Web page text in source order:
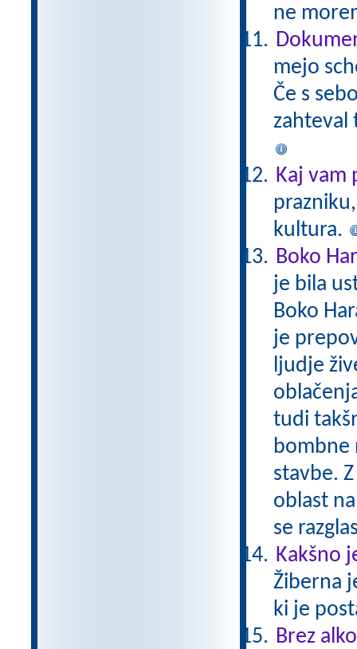
ne
mejo
Če s
zahteval
Kaj vam
kultura.
Boko
je bila
Boko
je
ljudje
tudi
bombne
stavbe.
oblast
se
Kakšno
Žiberna
ki je
Brez